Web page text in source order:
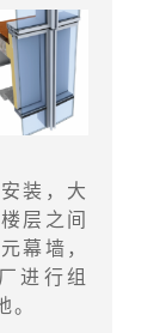
装，大
层之间
幕墙，
进行组